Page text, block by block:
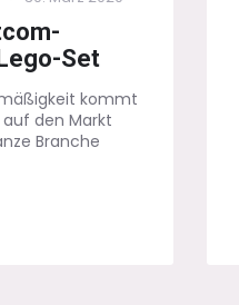
Set
kommt
auf den Markt
Branche